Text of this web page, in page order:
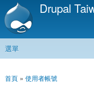
移
內
Drupal
主選單
選單
您在這裡
首頁 » 使用者帳號